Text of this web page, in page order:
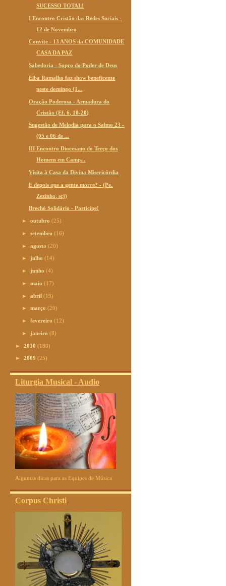
SUCESSO TOTAL!
I Encontro Cristão das Redes Sociais -
12 de Novembro
Convite - 13 ANOS da COMUNIDADE
CASA DA PAZ
Sabedoria - Sopro do Poder de Deus
Elba Ramalho faz show beneficente
neste domingo (1...
Oração Poderosa - Armadura do
Cristão (Ef. 6, 10-20)
Sugestão de Melodia para o Salmo 23 -
(05 e 06 de ...
III Encontro Diocesano do Terço dos
Homens em Camp...
Visita à Casa da Divina Misericórdia
E depois que a gente morre? - (Pe.
Zezinho, scj)
Brechó Solidário - Participe!
►outubro(25)
►setembro(16)
►agosto(20)
► julho(14)
► junho(4)
►maio(17)
►abril(19)
►março(20)
►fevereiro(12)
► janeiro(8)
► 2010 (180)
► 2009 (25)
Liturgia Musical - Audio
Algumas dicas para as Equipes de Música
Corpus Christi